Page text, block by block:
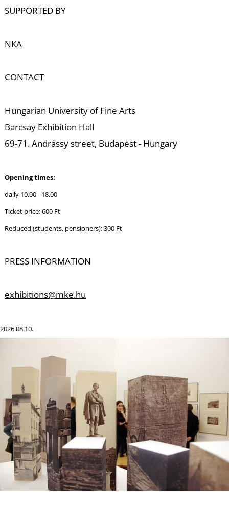
SUPPORTED BY
NKA
CONTACT
Hungarian University of Fine Arts
Barcsay Exhibition Hall
69-71. Andrássy street, Budapest - Hungary
Opening times:
daily 10.00 - 18.00
Ticket price: 600 Ft
Reduced (students, pensioners): 300 Ft
PRESS INFORMATION
exhibitions@mke.hu
2026.08.10.